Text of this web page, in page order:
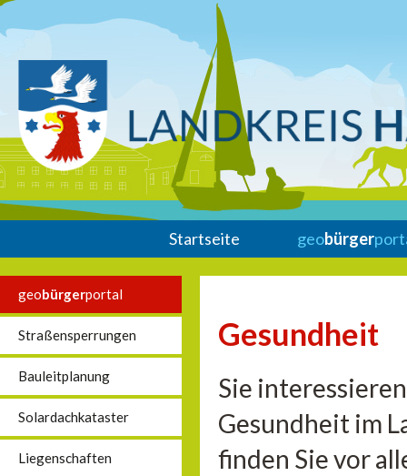
Startseite geobürger
geobürgerportal
Straßensperrungen
Bauleitplanung
Solardachkataster
Liegenschaften
Gesundheit
Sie
Gesundheit im
finden Sie vor